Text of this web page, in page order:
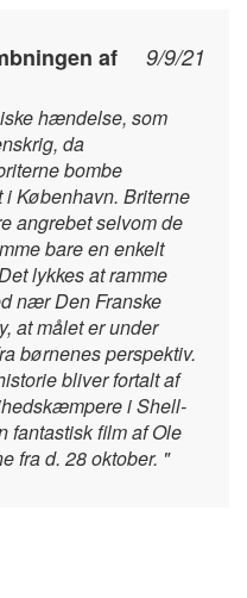
9/9/21
af
hændelse, som
da
bombe
i København. Briterne
angrebet selvom de
bare en enkelt
lykkes at ramme
nær Den Franske
at målet er under
børnenes perspektiv.
bliver fortalt af
i Shell-
fantastisk film af Ole
fra d. 28 oktober. "